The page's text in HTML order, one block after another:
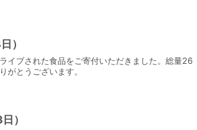
）
イブされた食品をご寄付いただきました。総量26
がとうございます。
）